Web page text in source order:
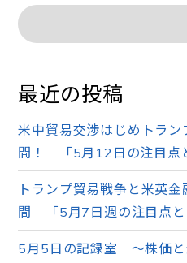
最近の投稿
米中貿易交渉はじめトラ
間！ 「5月12日の注目点
トランプ貿易戦争と米英
間 「5月7日週の注目点と
5月5日の記録室 ～株価と